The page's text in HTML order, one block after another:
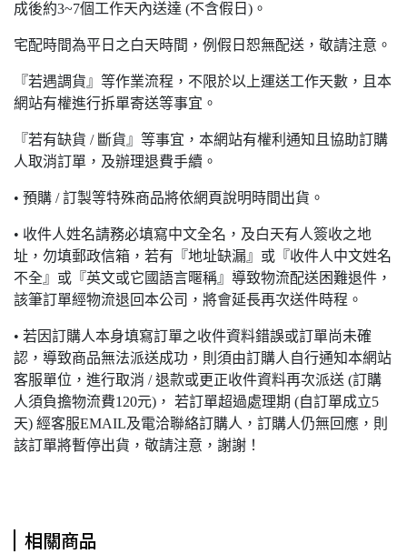
成後約3~7個工作天內送達 (不含假日)。
宅配時間為平日之白天時間，例假日恕無配送，敬請注意。
『若遇調貨』等作業流程，不限於以上運送工作天數，且本
網站有權進行拆單寄送等事宜。
『若有缺貨 / 斷貨』等事宜，本網站有權利通知且協助訂購
人取消訂單，及辦理退費手續。
• 預購 / 訂製等特殊商品將依網頁說明時間出貨。
• 收件人姓名請務必填寫中文全名，及白天有人簽收之地
址，勿填郵政信箱，若有『地址缺漏』或『收件人中文姓名
不全』或『英文或它國語言暱稱』導致物流配送困難退件，
該筆訂單經物流退回本公司，將會延長再次送件時程。
• 若因訂購人本身填寫訂單之收件資料錯誤或訂單尚未確
認，導致商品無法派送成功，則須由訂購人自行通知本網站
客服單位，進行取消 / 退款或更正收件資料再次派送 (訂購
人須負擔物流費120元)， 若訂單超過處理期 (自訂單成立5
天) 經客服EMAIL及電洽聯絡訂購人，訂購人仍無回應，則
該訂單將暫停出貨，敬請注意，謝謝！
相關商品